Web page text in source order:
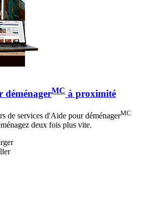
déménagerMC à proximité
de services d'Aide pour déménagerMC
deux fois plus vite.